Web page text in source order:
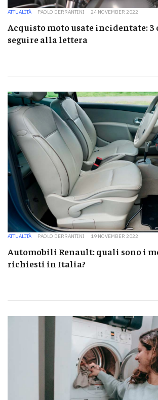
ATTUALITÀ PAOLO DERRANTINI 24 NOVEMBER 2022
Acquisto moto usate incidentate: 3
seguire alla lettera
ATTUALITÀ PAOLO DERRANTINI 19 NOVEMBER 2022
Automobili Renault: quali sono i
richiesti in Italia?